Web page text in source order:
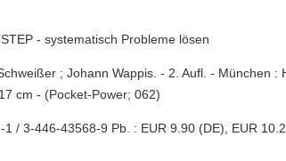
- systematisch Probleme lösen
; Johann Wappis. - 2. Aufl. - München :
cm - (Pocket-Power; 062)
1 / 3-446-43568-9 Pb. : EUR 9.90 (DE), EUR